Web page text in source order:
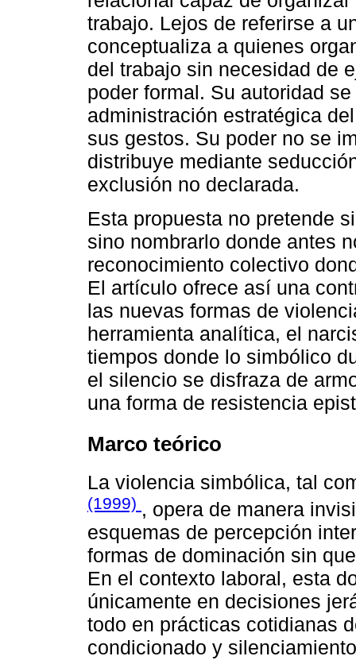
trabajo. Lejos de referirse a
conceptualiza a quienes
del trabajo sin necesidad de
poder formal. Su autoridad
administración estratégica
sus gestos. Su poder no se
distribuye mediante
exclusión no declarada.
Esta propuesta no pretende
sino nombrarlo donde antes
reconocimiento colectivo
El artículo ofrece así una
las nuevas formas de
herramienta analítica, el
tiempos donde lo simbólico
el silencio se disfraza de
una forma de resistencia
Marco teórico
La violencia simbólica, tal
(1999) , opera de manera
esquemas de percepción
formas de dominación sin
En el contexto laboral, esta
únicamente en decisiones
todo en prácticas cotidianas
condicionado y